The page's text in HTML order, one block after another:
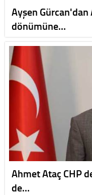
Ayşen
dönümüne…
Ahmet Ataç CHP
de…